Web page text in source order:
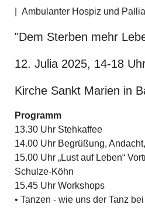
Ambulanter Hospiz und
"Dem Sterben mehr
12. Julia 2025, 14-18
Kirche Sankt Marien in
Programm
13.30 Uhr Stehkaffee
14.00 Uhr Begrüßung,
15.00 Uhr „Lust auf Leben“
Schulze-Köhn
15.45 Uhr Workshops
• Tanzen - wie uns der Tanz